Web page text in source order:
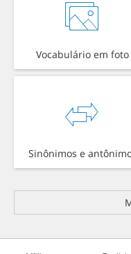
Vocabulário em foto
Sinônimos e